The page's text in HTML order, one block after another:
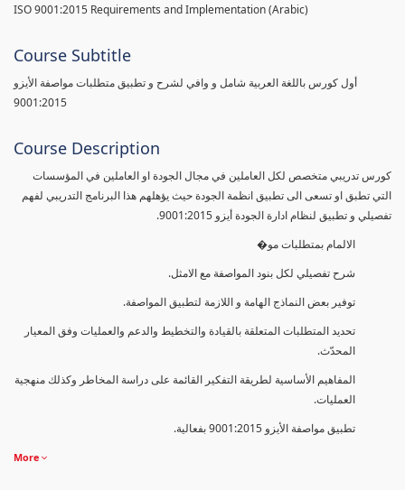
ISO 9001:2015 Requirements and Implementation (Arabic)
Course Subtitle
أول كورس باللغة العربية شامل و وافي لشرح و تطبيق متطلبات مواصفة الأيزو
9001:2015
Course Description
كورس تدريبي متخصص لكل العاملين في مجال الجودة او العاملين في المؤسسات
التي تطبق او تسعى الى تطبيق انظمة الجودة حيث يؤهلهم هذا البرنامج التدريبي لفهم
تفصيلي و تطبيق لنظام ادارة الجودة أيزو 9001:2015.
الالمام بمتطلبات مو�
شرح تفصيلي لكل بنود المواصفة مع الامثل.
توفير بعض النماذج الهامة و اللازمة لتطبيق المواصفة.
تحديد المتطلبات المتعلقة بالقيادة والتخطيط والدعم والعمليات وفق المعيار
المحدّث.
المفاهيم الأساسية لطريقة التفكير القائمة على دراسة المخاطر وكذلك منهجية
العمليات.
تطبيق مواصفة الأيزو 9001:2015 بفعالية.
More